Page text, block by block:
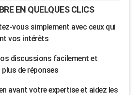
EN QUELQUES CLICS
vous simplement avec ceux qui
vos intérêts
discussions facilement et
de réponses
avant votre expertise et aidez les